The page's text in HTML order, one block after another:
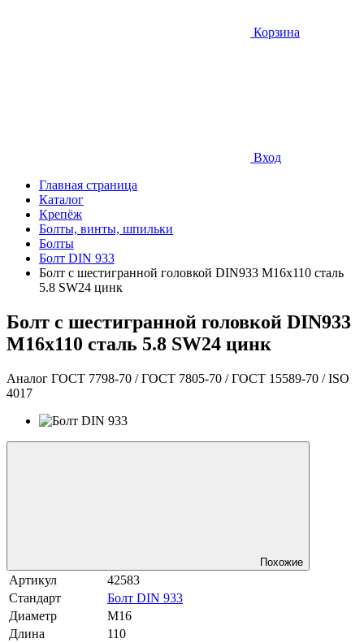
Корзина
Вход
Главная страница
Каталог
Крепёж
Болты, винты, шпильки
Болты
Болт DIN 933
Болт с шестигранной головкой DIN933 М16х110 сталь
5.8 SW24 цинк
Болт с шестигранной головкой DIN933
М16х110 сталь 5.8 SW24 цинк
Аналог ГОСТ 7798-70 / ГОСТ 7805-70 / ГОСТ 15589-70 / ISO
4017
Похожие
Артикул
42583
Стандарт
Болт DIN 933
Диаметр
М16
Длина
110